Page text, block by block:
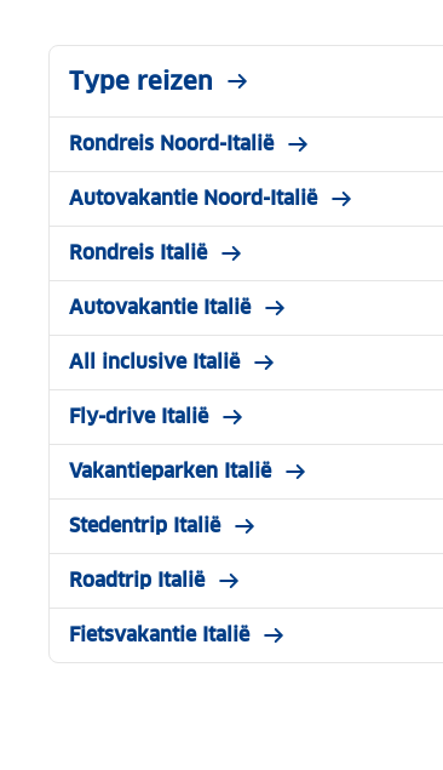
Type reizen
Rondreis Noord-Italië
Autovakantie Noord-Italië
Rondreis Italië
Autovakantie Italië
All inclusive Italië
Fly-drive Italië
Vakantieparken Italië
Stedentrip Italië
Roadtrip Italië
Fietsvakantie Italië